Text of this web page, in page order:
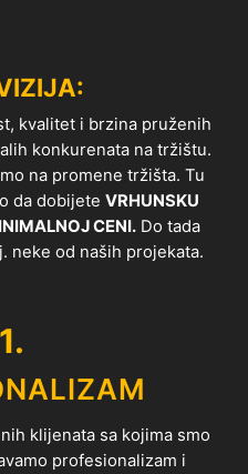
kvalitet i brzina pruženih
konkurenata na tržištu.
na promene tržišta. Tu
da dobijete VRHUNSKU
CENI.Do tada
neke od naših projekata.
klijenata sa kojima smo
profesionalizam i